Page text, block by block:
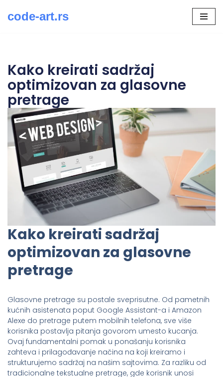
code-art.rs
Kako kreirati sadržaj
optimizovan za glasovne
pretrage
Kako kreirati sadržaj
optimizovan za glasovne
pretrage
Glasovne pretrage su postale sveprisutne. Od pametnih
kućnih asistenata poput Google Assistant-a i Amazon
Alexe do pretrage putem mobilnih telefona, sve više
korisnika postavlja pitanja govorom umesto kucanja.
Ovaj fundamentalni pomak u ponašanju korisnika
zahteva i prilagođavanje načina na koji kreiramo i
strukturujemo sadržaj na našim sajtovima. Za razliku od
tradicionalne tekstualne pretrage, gde korisnik unosi